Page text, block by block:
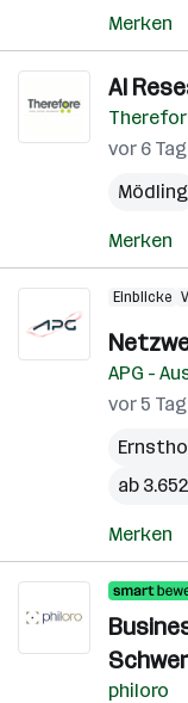
Merken
AI
vor 6
Mödling
Merken
Einblicke
APG -
vor 5
ab
Merken
philoro